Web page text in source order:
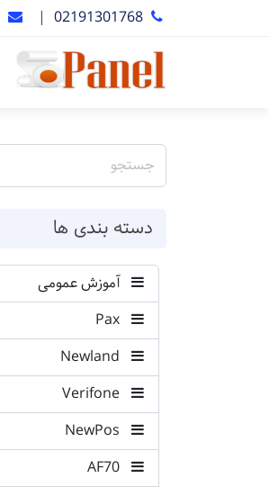
02191301768
|
دسته بندی ها
آموزش عمومی